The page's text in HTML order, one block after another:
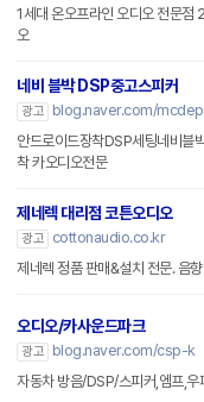
1세대 온오프라인 오디오 전문점
오
네비 블박 DSP중고스피커
광고
blog.naver.com/
안드로이드장착DSP세팅네비블
착 카오디오전문
제네렉 대리점 코튼오디오
광고
cottonaudio.co.kr
제네렉 정품 판매&설치 전문. 음
오디오/카사운드파크
광고
blog.naver.com/csp-k
자동차 방음/DSP/스피커,엠프,